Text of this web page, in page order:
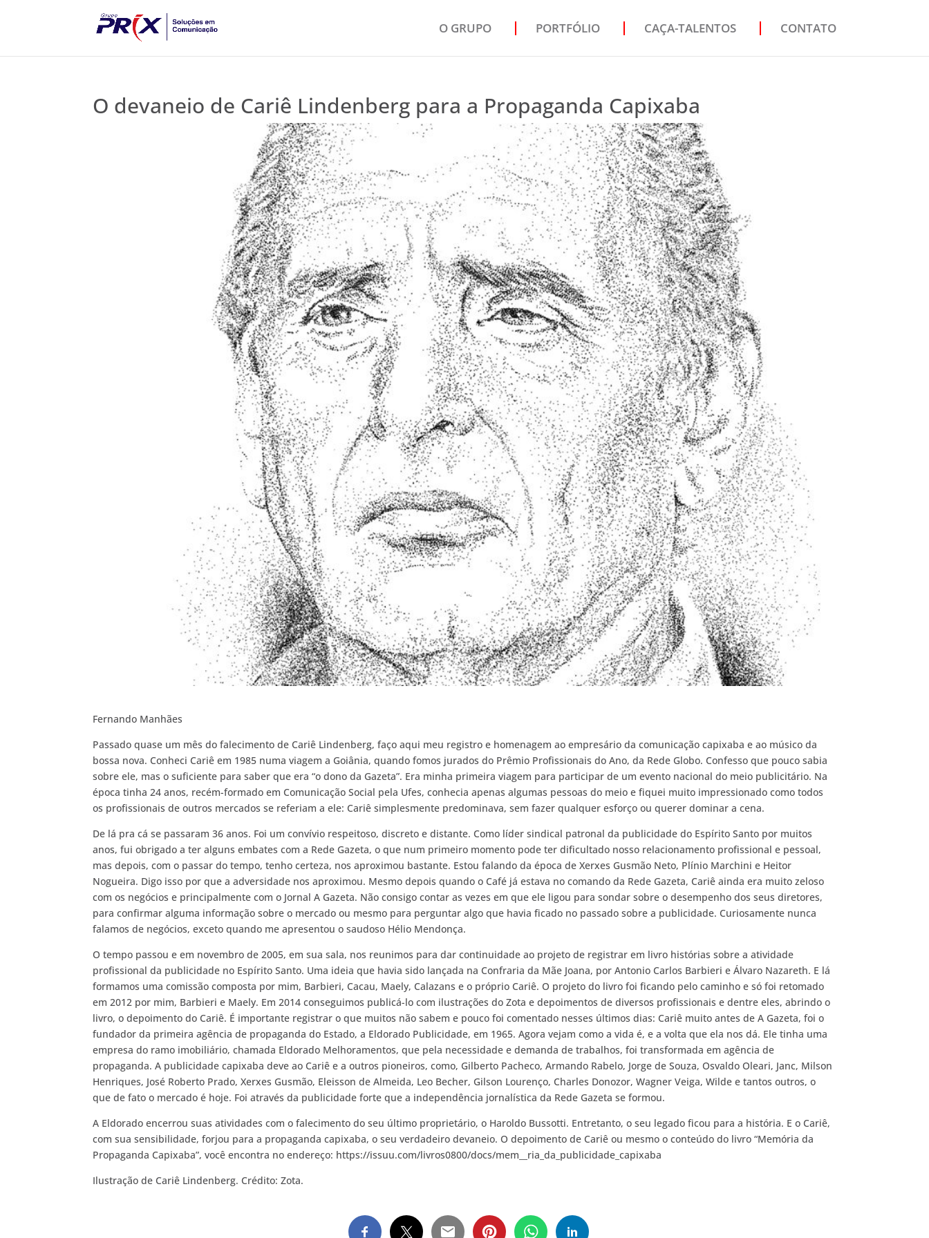
O GRUPO PORTFÓLIO CAÇA-TALENTOS CONTATO
O devaneio de Cariê Lindenberg para a Propaganda Capixaba
Fernando Manhães
Passado quase um mês do falecimento de Cariê Lindenberg, faço aqui meu registro e homenagem ao empresário da comunicação capixaba e ao músico da
bossa nova. Conheci Cariê em 1985 numa viagem a Goiânia, quando fomos jurados do Prêmio Profissionais do Ano, da Rede Globo. Confesso que pouco sabia
sobre ele, mas o suficiente para saber que era “o dono da Gazeta”. Era minha primeira viagem para participar de um evento nacional do meio publicitário. Na
época tinha 24 anos, recém-formado em Comunicação Social pela Ufes, conhecia apenas algumas pessoas do meio e fiquei muito impressionado como todos
os profissionais de outros mercados se referiam a ele: Cariê simplesmente predominava, sem fazer qualquer esforço ou querer dominar a cena.
De lá pra cá se passaram 36 anos. Foi um convívio respeitoso, discreto e distante. Como líder sindical patronal da publicidade do Espírito Santo por muitos
anos, fui obrigado a ter alguns embates com a Rede Gazeta, o que num primeiro momento pode ter dificultado nosso relacionamento profissional e pessoal,
mas depois, com o passar do tempo, tenho certeza, nos aproximou bastante. Estou falando da época de Xerxes Gusmão Neto, Plínio Marchini e Heitor
Nogueira. Digo isso por que a adversidade nos aproximou. Mesmo depois quando o Café já estava no comando da Rede Gazeta, Cariê ainda era muito zeloso
com os negócios e principalmente com o Jornal A Gazeta. Não consigo contar as vezes em que ele ligou para sondar sobre o desempenho dos seus diretores,
para confirmar alguma informação sobre o mercado ou mesmo para perguntar algo que havia ficado no passado sobre a publicidade. Curiosamente nunca
falamos de negócios, exceto quando me apresentou o saudoso Hélio Mendonça.
O tempo passou e em novembro de 2005, em sua sala, nos reunimos para dar continuidade ao projeto de registrar em livro histórias sobre a atividade
profissional da publicidade no Espírito Santo. Uma ideia que havia sido lançada na Confraria da Mãe Joana, por Antonio Carlos Barbieri e Álvaro Nazareth. E lá
formamos uma comissão composta por mim, Barbieri, Cacau, Maely, Calazans e o próprio Cariê. O projeto do livro foi ficando pelo caminho e só foi retomado
em 2012 por mim, Barbieri e Maely. Em 2014 conseguimos publicá-lo com ilustrações do Zota e depoimentos de diversos profissionais e dentre eles, abrindo o
livro, o depoimento do Cariê. É importante registrar o que muitos não sabem e pouco foi comentado nesses últimos dias: Cariê muito antes de A Gazeta, foi o
fundador da primeira agência de propaganda do Estado, a Eldorado Publicidade, em 1965. Agora vejam como a vida é, e a volta que ela nos dá. Ele tinha uma
empresa do ramo imobiliário, chamada Eldorado Melhoramentos, que pela necessidade e demanda de trabalhos, foi transformada em agência de
propaganda. A publicidade capixaba deve ao Cariê e a outros pioneiros, como, Gilberto Pacheco, Armando Rabelo, Jorge de Souza, Osvaldo Oleari, Janc, Milson
Henriques, José Roberto Prado, Xerxes Gusmão, Eleisson de Almeida, Leo Becher, Gilson Lourenço, Charles Donozor, Wagner Veiga, Wilde e tantos outros, o
que de fato o mercado é hoje. Foi através da publicidade forte que a independência jornalística da Rede Gazeta se formou.
A Eldorado encerrou suas atividades com o falecimento do seu último proprietário, o Haroldo Bussotti. Entretanto, o seu legado ficou para a história. E o Cariê,
com sua sensibilidade, forjou para a propaganda capixaba, o seu verdadeiro devaneio. O depoimento de Cariê ou mesmo o conteúdo do livro “Memória da
Propaganda Capixaba”, você encontra no endereço: https://issuu.com/livros0800/docs/mem__ria_da_publicidade_capixaba
Ilustração de Cariê Lindenberg. Crédito: Zota.